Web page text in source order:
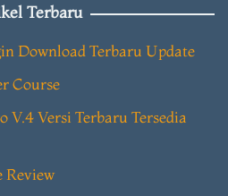
Terbaru
Download Terbaru Update
Course
V.4 Versi Terbaru Tersedia
Review